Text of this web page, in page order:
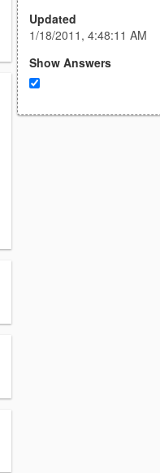
Updated
1/18/2011, 4:48:11 AM
Show Answers